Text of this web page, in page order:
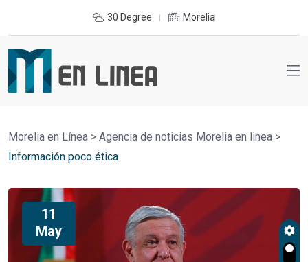
30 Degree Morelia
Morelia en Línea > Agencia de noticias Morelia en linea >
Información poco ética
11
May